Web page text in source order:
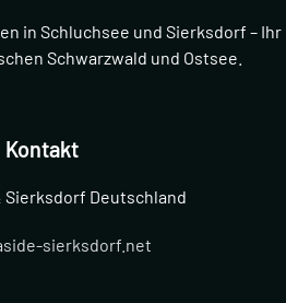
in Schluchsee und Sierksdorf – Ihr
Schwarzwald und Ostsee.
Kontakt
Sierksdorf Deutschland
sierksdorf.net